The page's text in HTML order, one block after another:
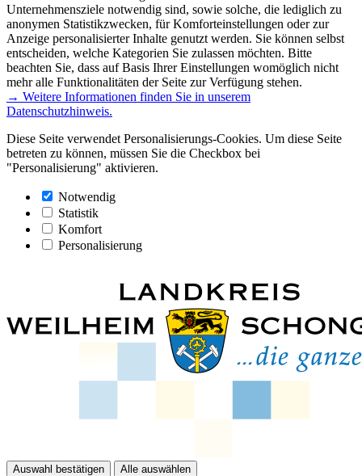
Unternehmensziele notwendig sind, sowie solche, die lediglich zu
anonymen Statistikzwecken, für Komforteinstellungen oder zur
Anzeige personalisierter Inhalte genutzt werden. Sie können selbst
entscheiden, welche Kategorien Sie zulassen möchten. Bitte
beachten Sie, dass auf Basis Ihrer Einstellungen womöglich nicht
mehr alle Funktionalitäten der Seite zur Verfügung stehen.
→ Weitere Informationen finden Sie in unserem
Datenschutzhinweis.
Diese Seite verwendet Personalisierungs-Cookies. Um diese Seite
betreten zu können, müssen Sie die Checkbox bei
"Personalisierung" aktivieren.
Notwendig
Statistik
Komfort
Personalisierung
Auswahl bestätigen Alle auswählen